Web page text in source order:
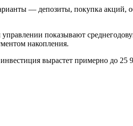
— депозиты, покупка
показывают
накопления.
вырастет примерно до